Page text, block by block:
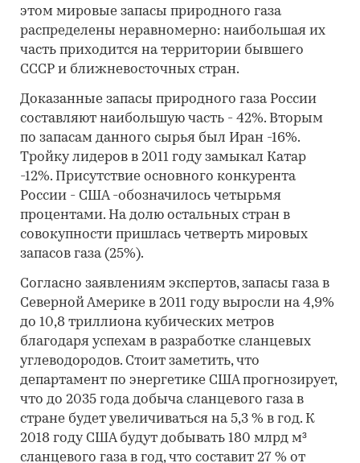
этом мировые запасы природного газа
распределены неравномерно: наибольшая их
часть приходится на территории бывшего
СССР и ближневосточных стран.
Доказанные запасы природного газа России
составляют наибольшую часть - 42%. Вторым
по запасам данного сырья был Иран -16%.
Тройку лидеров в 2011 году замыкал Катар
-12%. Присутствие основного конкурента
России - США -обозначилось четырьмя
процентами. На долю остальных стран в
совокупности пришлась четверть мировых
запасов газа (25%).
Согласно заявлениям экспертов, запасы газа в
Северной Америке в 2011 году выросли на 4,9%
до 10,8 триллиона кубических метров
благодаря успехам в разработке сланцевых
углеводородов. Стоит заметить, что
департамент по энергетике США прогнозирует,
что до 2035 года добыча сланцевого газа в
стране будет увеличиваться на 5,3 % в год. К
2018 году США будут добывать 180 млрд м³
сланцевого газа в год, что составит 27 % от